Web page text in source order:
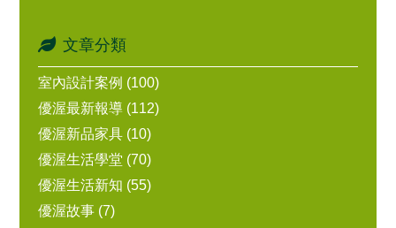
文章分類
室內設計案例 (100)
優渥最新報導 (112)
優渥新品家具 (10)
優渥生活學堂 (70)
優渥生活新知 (55)
優渥故事 (7)